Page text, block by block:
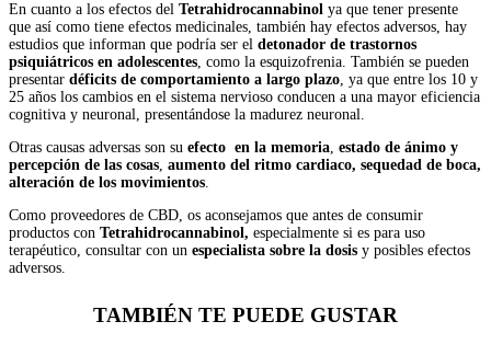
En cuanto a los efectos del Tetrahidrocannabinol ya que tener presente
que así como tiene efectos medicinales, también hay efectos adversos, hay
estudios que informan que podría ser el detonador de trastornos
psiquiátricos en adolescentes, como la esquizofrenia. También se pueden
presentar déficits de comportamiento a largo plazo, ya que entre los 10 y
25 años los cambios en el sistema nervioso conducen a una mayor eficiencia
cognitiva y neuronal, presentándose la madurez neuronal.
Otras causas adversas son su efecto en la memoria, estado de ánimo y
percepción de las cosas, aumento del ritmo cardiaco, sequedad de boca,
alteración de los movimientos.
Como proveedores de CBD, os aconsejamos que antes de consumir
productos con Tetrahidrocannabinol, especialmente si es para uso
terapéutico, consultar con un especialista sobre la dosis y posibles efectos
adversos.
TAMBIÉN TE PUEDE GUSTAR